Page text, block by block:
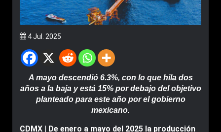
4 Jul. 2025
A mayo descendió 6.3%, con lo que hila dos
años a la baja y está 15% por debajo del objetivo
planteado para este año por el gobierno
mexicano.
CDMX | De enero a mayo del 2025 la producción